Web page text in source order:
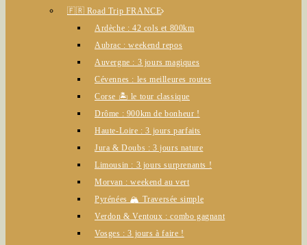
🇫🇷 Road Trip FRANCE
Ardèche : 42 cols et 800km
Aubrac : weekend repos
Auvergne : 3 jours magiques
Cévennes : les meilleures routes
Corse 🏝️ le tour classique
Drôme : 900km de bonheur !
Haute-Loire : 3 jours parfaits
Jura & Doubs : 3 jours nature
Limousin : 3 jours surprenants !
Morvan : weekend au vert
Pyrénées 🏔️ Traversée simple
Verdon & Ventoux : combo gagnant
Vosges : 3 jours à faire !